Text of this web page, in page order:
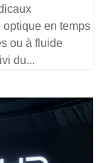
en temps
ou à fluide
du...